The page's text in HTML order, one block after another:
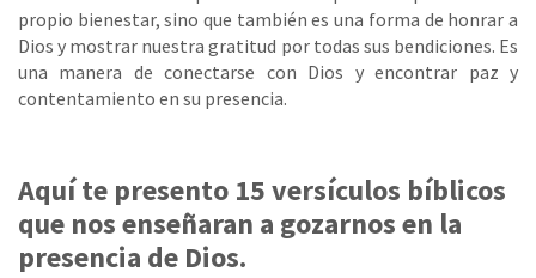
propio bienestar, sino que también es una forma de honrar a
Dios y mostrar nuestra gratitud por todas sus bendiciones. Es
una manera de conectarse con Dios y encontrar paz y
contentamiento en su presencia.
Aquí te presento 15 versículos bíblicos
que nos enseñaran a gozarnos en la
presencia de Dios.